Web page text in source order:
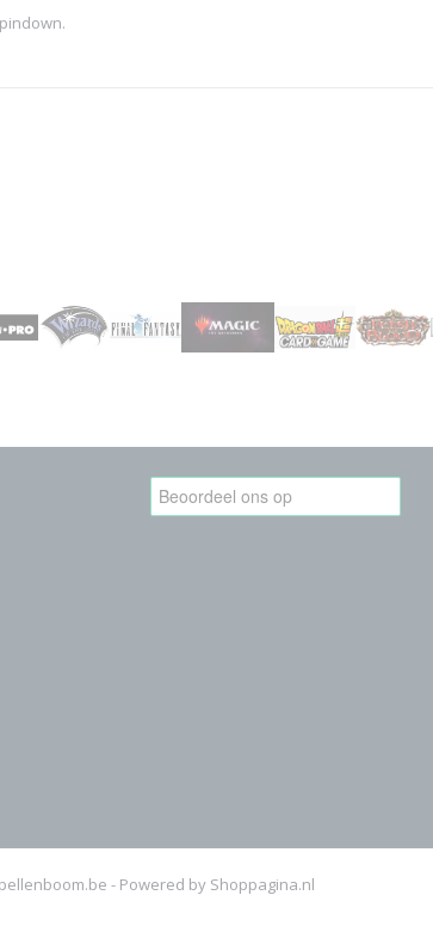
- Powered by Shoppagina.nl